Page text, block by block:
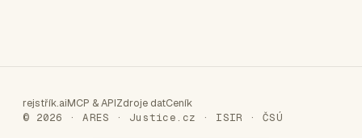
rejstřík.aiMCP & APIZdroje datCeník
© 2026 · ARES · Justice.cz · ISIR · ČSÚ